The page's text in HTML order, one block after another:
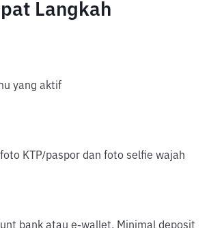
Langkah
yang aktif
KTP/paspor dan foto selfie wajah